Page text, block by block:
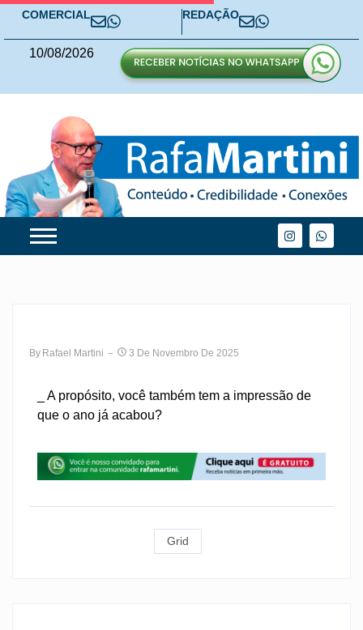
COMERCIAL REDAÇÃO
10/08/2026
By Rafael Martini 3 De Novembro De 2025
_ A propósito, você também tem a impressão de
que o ano já acabou?
Grid